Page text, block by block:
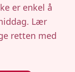
er enkel å
Lær
retten med